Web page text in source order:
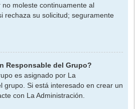
moleste continuamente al
rechaza su solicitud; seguramente
Responsable del Grupo?
es asignado por La
grupo. Si está interesado en crear un
con La Administración.